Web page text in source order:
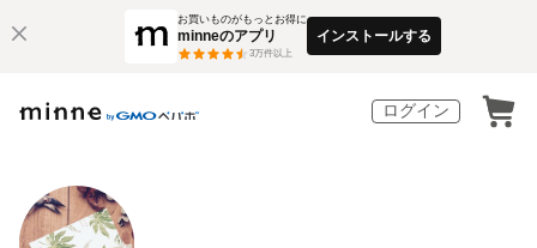
お買いものがもっとお得に
minneのアプリ
3万件以上
インストールする
ログイン